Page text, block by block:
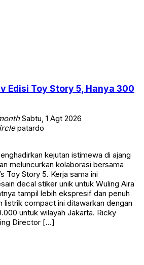
Edisi Toy Story 5, Hanya 300
Sabtu, 1 Agt 2026
patardo
kejutan istimewa di ajang
meluncurkan kolaborasi bersama
Toy Story 5. Kerja sama ini
decal stiker unik untuk Wuling Aira
tampil lebih ekspresif dan penuh
listrik compact ini ditawarkan dengan
untuk wilayah Jakarta. Ricky
Director […]